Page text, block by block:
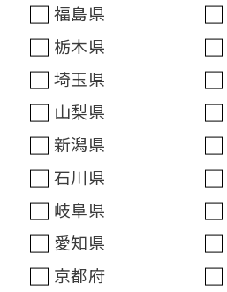
福島県
栃木県
埼玉県
山梨県
新潟県
石川県
岐阜県
愛知県
京都府